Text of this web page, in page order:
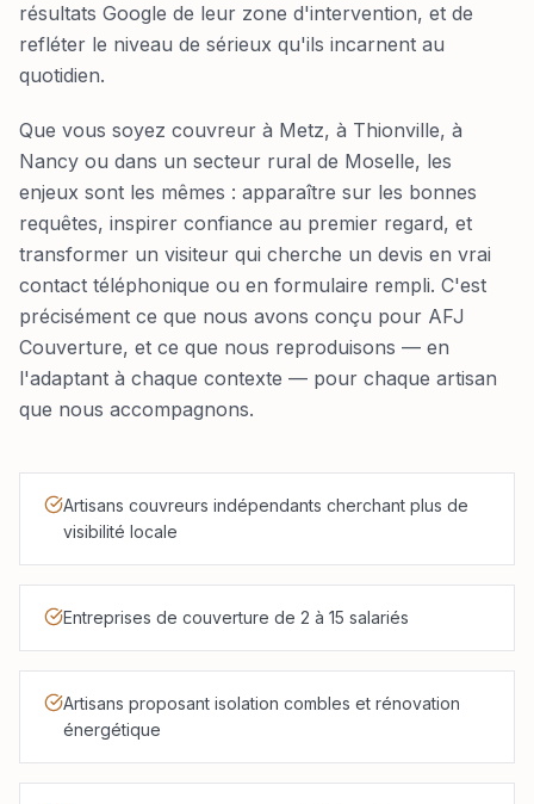
résultats Google de leur zone d'intervention, et de
refléter le niveau de sérieux qu'ils incarnent au
quotidien.
Que vous soyez couvreur à Metz, à Thionville, à
Nancy ou dans un secteur rural de Moselle, les
enjeux sont les mêmes : apparaître sur les bonnes
requêtes, inspirer confiance au premier regard, et
transformer un visiteur qui cherche un devis en vrai
contact téléphonique ou en formulaire rempli. C'est
précisément ce que nous avons conçu pour AFJ
Couverture, et ce que nous reproduisons — en
l'adaptant à chaque contexte — pour chaque artisan
que nous accompagnons.
Artisans couvreurs indépendants cherchant plus de
visibilité locale
Entreprises de couverture de 2 à 15 salariés
Artisans proposant isolation combles et rénovation
énergétique